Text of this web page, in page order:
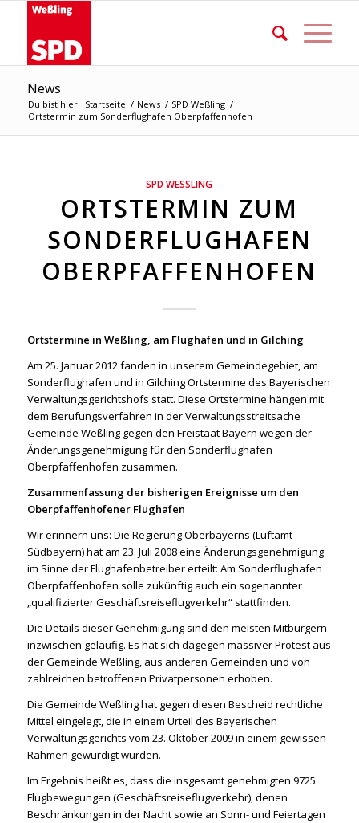
News
Du bist hier: Startseite / News / SPD Weßling /
Ortstermin zum Sonderflughafen Oberpfaffenhofen
SPD WESSLING
ORTSTERMIN ZUM
SONDERFLUGHAFEN
OBERPFAFFENHOFEN
Ortstermine in Weßling, am Flughafen und in Gilching
Am 25. Januar 2012 fanden in unserem Gemeindegebiet, am
Sonderflughafen und in Gilching Ortstermine des Bayerischen
Verwaltungsgerichtshofs statt. Diese Ortstermine hängen mit
dem Berufungsverfahren in der Verwaltungsstreitsache
Gemeinde Weßling gegen den Freistaat Bayern wegen der
Änderungsgenehmigung für den Sonderflughafen
Oberpfaffenhofen zusammen.
Zusammenfassung der bisherigen Ereignisse um den
Oberpfaffenhofener Flughafen
Wir erinnern uns: Die Regierung Oberbayerns (Luftamt
Südbayern) hat am 23. Juli 2008 eine Änderungsgenehmigung
im Sinne der Flughafenbetreiber erteilt: Am Sonderflughafen
Oberpfaffenhofen solle zukünftig auch ein sogenannter
„qualifizierter Geschäftsreiseflugverkehr“ stattfinden.
Die Details dieser Genehmigung sind den meisten Mitbürgern
inzwischen geläufig. Es hat sich dagegen massiver Protest aus
der Gemeinde Weßling, aus anderen Gemeinden und von
zahlreichen betroffenen Privatpersonen erhoben.
Die Gemeinde Weßling hat gegen diesen Bescheid rechtliche
Mittel eingelegt, die in einem Urteil des Bayerischen
Verwaltungsgerichts vom 23. Oktober 2009 in einem gewissen
Rahmen gewürdigt wurden.
Im Ergebnis heißt es, dass die insgesamt genehmigten 9725
Flugbewegungen (Geschäftsreiseflugverkehr), denen
Beschränkungen in der Nacht sowie an Sonn- und Feiertagen